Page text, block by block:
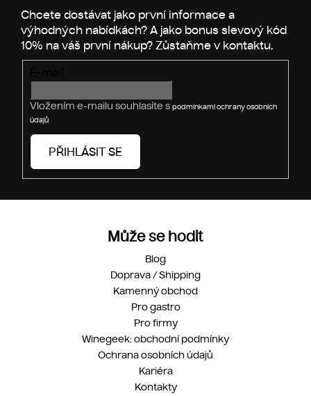
Vložením e-mailu souhlasíte s podmínkami ochrany osobních
údajů
PŘIHLÁSIT SE
Může se hodit
Blog
Doprava / Shipping
Kamenný obchod
Pro gastro
Pro firmy
Winegeek: obchodní podmínky
Ochrana osobních údajů
Kariéra
Kontakty